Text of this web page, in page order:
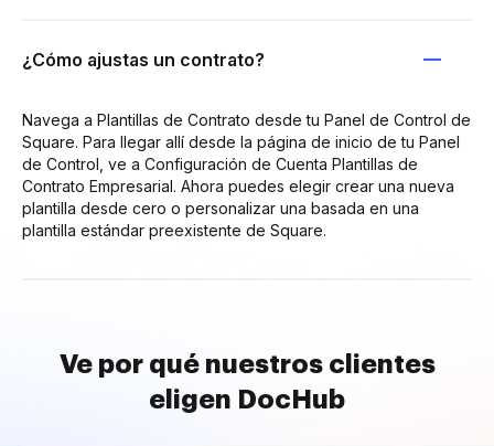
¿Cómo ajustas un contrato?
Navega a Plantillas de Contrato desde tu Panel de Control de
Square. Para llegar allí desde la página de inicio de tu Panel
de Control, ve a Configuración de Cuenta Plantillas de
Contrato Empresarial. Ahora puedes elegir crear una nueva
plantilla desde cero o personalizar una basada en una
plantilla estándar preexistente de Square.
Ve por qué nuestros clientes
eligen DocHub